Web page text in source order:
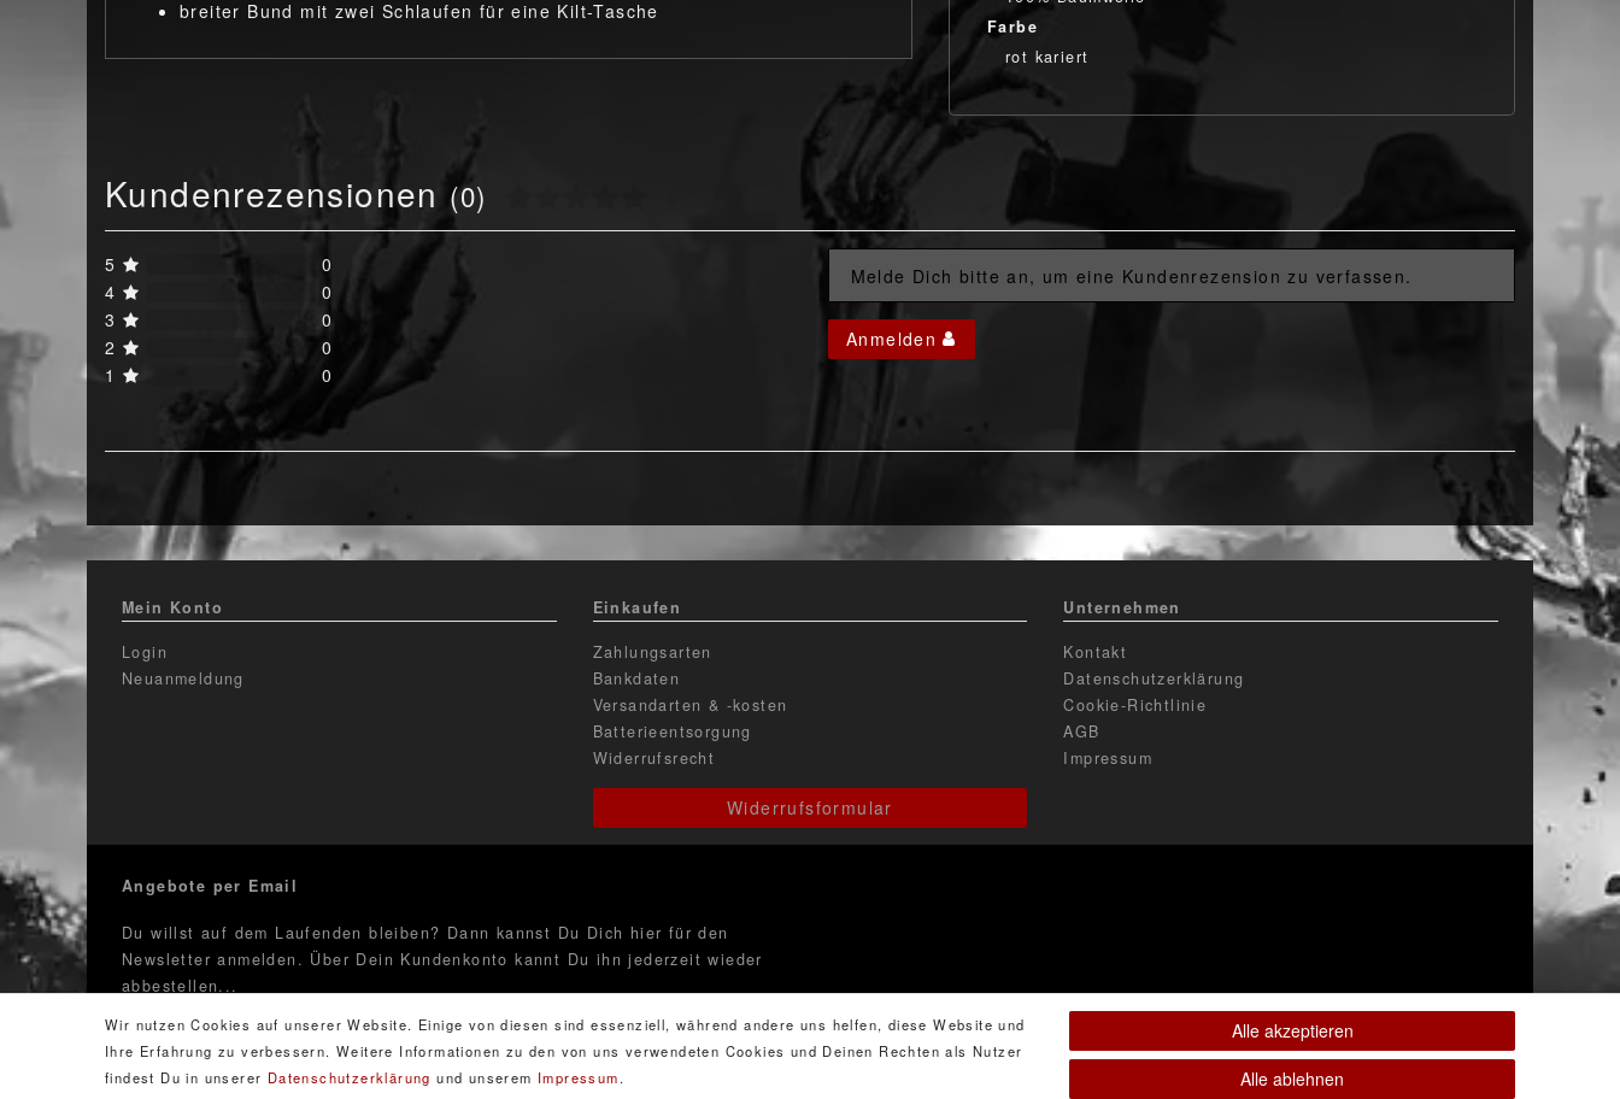
breiter Bund mit zwei Schlaufen für eine Kilt-Tasche
Farbe
rot kariert
Kundenrezensionen (0)
5
0
4
0
3
0
2
0
1
0
Melde Dich bitte an, um eine Kundenrezension zu verfassen.
Anmelden
Mein Konto
Login
Neuanmeldung
Einkaufen
Zahlungsarten
Bankdaten
Versandarten & -kosten
Batterieentsorgung
Widerrufsrecht
Widerrufsformular
Unternehmen
Kontakt
Datenschutzerklärung
Cookie-Richtlinie
AGB
Impressum
Angebote per Email
Du willst auf dem Laufenden bleiben? Dann kannst Du Dich hier für den
Newsletter anmelden. Über Dein Kundenkonto kannt Du ihn jederzeit wieder
abbestellen...
E-Mail **
Newsletter
Honig
Wir nutzen Cookies auf unserer Website. Einige von diesen sind essenziell, während andere uns helfen, diese Website und
Ihre Erfahrung zu verbessern. Weitere Informationen zu den von uns verwendeten Cookies und Deinen Rechten als Nutzer
findest Du in unserer Daten­schutz­erklärung und unserem Impressum.
Alle akzeptieren
Alle ablehnen